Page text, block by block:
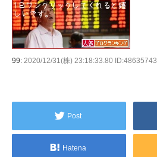
99: 2020/12/31(株) 23:18:33.80 ID:48635743
Post
Hatena